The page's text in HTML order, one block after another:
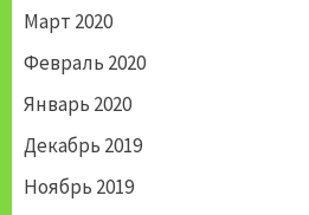
Март 2020
Февраль 2020
Январь 2020
Декабрь 2019
Ноябрь 2019